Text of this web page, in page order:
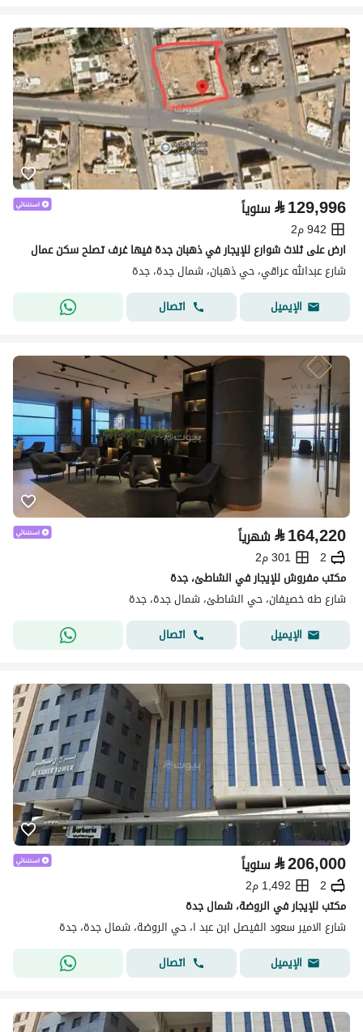
⃁129,996 سنوياً
942 م2
ارض على ثلاث شوارع للإيجار في ذهبان جدة فيها غرف تصلح سكن عمال
شارع عبدالله عراقي، حي ذهبان، شمال جدة، جدة
الإيميل
اتصال
⃁164,220 شهرياً
2
301 م2
مكتب مفروش للإيجار في الشاطئ، جدة
شارع طه خصيفان، حي الشاطئ، شمال جدة، جدة
الإيميل
اتصال
⃁206,000 سنوياً
2
1,492 م2
مكتب للإيجار في الروضة، شمال جدة
شارع الامير سعود الفيصل ابن عبد ا، حي الروضة، شمال جدة، جدة
الإيميل
اتصال